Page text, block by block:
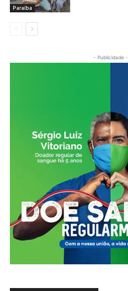
Paraíba
- Publicidade -